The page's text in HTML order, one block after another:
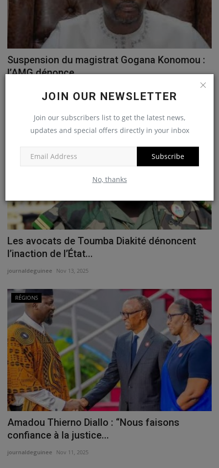
JOIN OUR NEWSLETTER
Join our subscribers list to get the latest news,
updates and special offers directly in your inbox
Subscribe
No, thanks
Suspension du magistrat Gogana Konomou :
l’AMG dénonce...
ENVIRONNEMENT
Les avocats de Toumba Diakité dénoncent
l’inaction de l’État...
journaldeguinee Nov 13, 2025
RÉGIONS
Amadou Thierno Diallo : “Nous faisons
confiance à la justice...
journaldeguinee Nov 11, 2025